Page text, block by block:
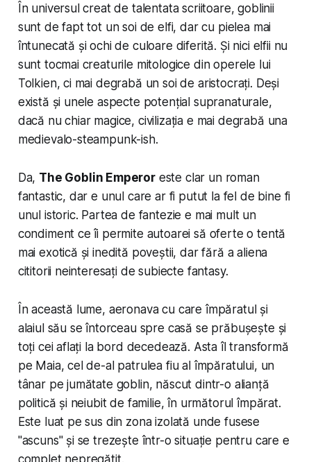
În universul creat de talentata scriitoare, goblinii
sunt de fapt tot un soi de elfi, dar cu pielea mai
întunecată și ochi de culoare diferită. Și nici elfii nu
sunt tocmai creaturile mitologice din operele lui
Tolkien, ci mai degrabă un soi de aristocrați. Deși
există și unele aspecte potențial supranaturale,
dacă nu chiar magice, civilizația e mai degrabă una
medievalo-steampunk-ish.
Da, The Goblin Emperoreste clar un roman
fantastic, dar e unul care ar fi putut la fel de bine fi
unul istoric. Partea de fantezie e mai mult un
condiment ce îi permite autoarei să oferte o tentă
mai exotică și inedită poveștii, dar fără a aliena
cititorii neinteresați de subiecte fantasy.
În această lume, aeronava cu care împăratul și
alaiul său se întorceau spre casă se prăbușește și
toți cei aflați la bord decedează. Asta îl transformă
pe Maia, cel de-al patrulea fiu al împăratului, un
tânar pe jumătate goblin, născut dintr-o alianță
politică și neiubit de familie, în următorul împărat.
Este luat pe sus din zona izolată unde fusese
"ascuns" și se trezește într-o situație pentru care e
complet nepregătit.